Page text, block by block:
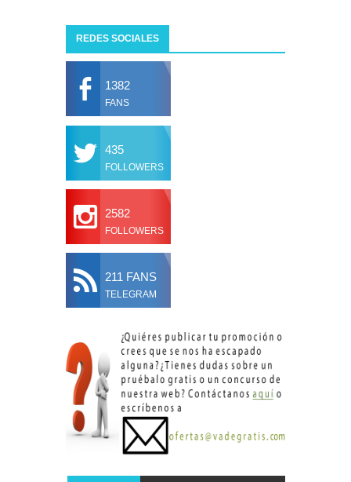
REDES SOCIALES
1382
FANS
435
FOLLOWERS
2582
FOLLOWERS
211 FANS
TELEGRAM